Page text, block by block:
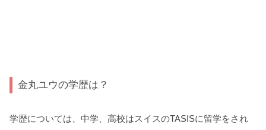
金丸ユウの学歴は？
学歴については、中学、高校はスイスのTASISに留学をされ